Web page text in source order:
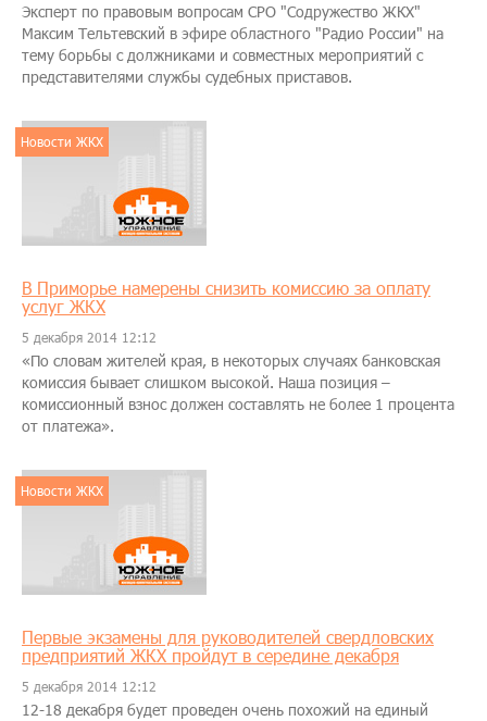
Эксперт по правовым вопросам СРО "Содружество ЖКХ"
Максим Тельтевский в эфире областного "Радио России" на
тему борьбы с должниками и совместных мероприятий с
представителями службы судебных приставов.
Новости ЖКХ
В Приморье намерены снизить комиссию за оплату
услуг ЖКХ
5 декабря 2014 12:12
«По словам жителей края, в некоторых случаях банковская
комиссия бывает слишком высокой. Наша позиция –
комиссионный взнос должен составлять не более 1 процента
от платежа».
Новости ЖКХ
Первые экзамены для руководителей свердловских
предприятий ЖКХ пройдут в середине декабря
5 декабря 2014 12:12
12-18 декабря будет проведен очень похожий на единый